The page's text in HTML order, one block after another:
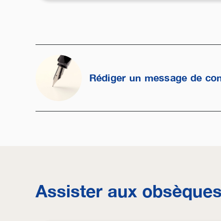
Rédiger un message de
Assister aux obsèques